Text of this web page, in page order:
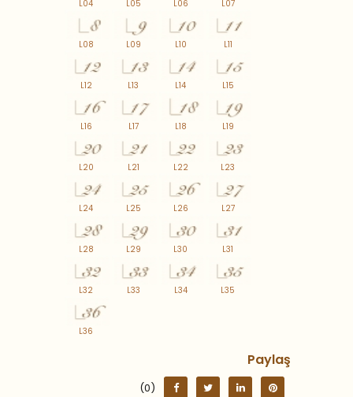
L04 L05 L06 L07
L08 L09 L10 L11
L12 L13 L14 L15
L16 L17 L18 L19
L20 L21 L22 L23
L24 L25 L26 L27
L28 L29 L30 L31
L32 L33 L34 L35
L36
Paylaş
(0)